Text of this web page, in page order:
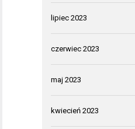
lipiec 2023
czerwiec 2023
maj 2023
kwiecień 2023